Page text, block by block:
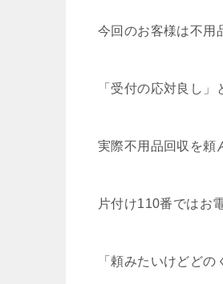
今回のお客様は不用
「受付の応対良し
実際不用品回収を頼
片付け110番ではお
「頼みたいけどどの